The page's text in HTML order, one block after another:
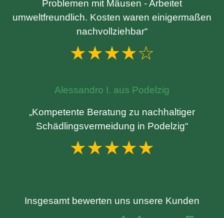
Problemen mit Mäusen - Arbeitet
umweltfreundlich. Kosten waren einigermaßen
nachvollziehbar“
★★★★☆
Alessandro I. aus Podelzig
„Kompetente Beratung zu nachhaltiger
Schädlingsvermeidung in Podelzig“
★★★★★
Insgesamt bewerten uns unsere Kunden